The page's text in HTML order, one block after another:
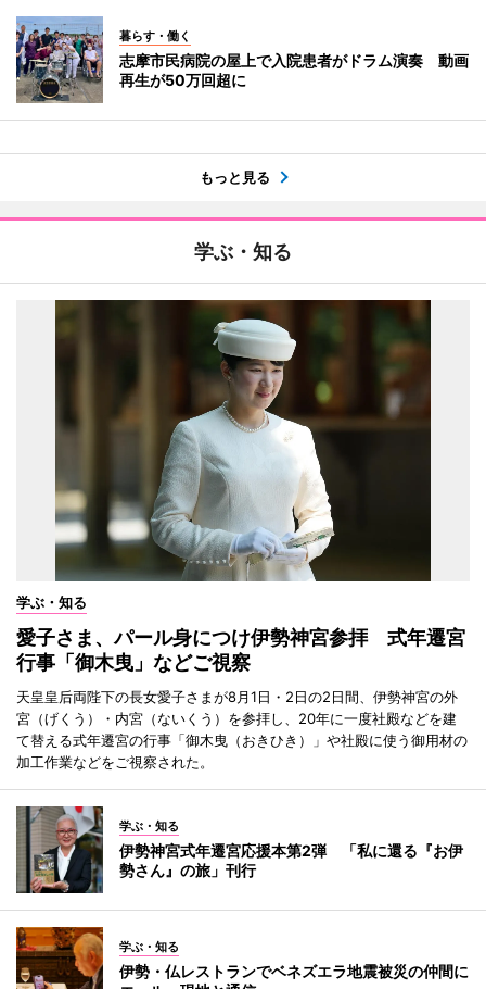
暮らす・働く
志摩市民病院の屋上で入院患者がドラム演奏 動画
再生が50万回超に
もっと見る
学ぶ・知る
学ぶ・知る
愛子さま、パール身につけ伊勢神宮参拝 式年遷宮
行事「御木曳」などご視察
天皇皇后両陛下の長女愛子さまが8月1日・2日の2日間、伊勢神宮の外
宮（げくう）・内宮（ないくう）を参拝し、20年に一度社殿などを建
て替える式年遷宮の行事「御木曳（おきひき）」や社殿に使う御用材の
加工作業などをご視察された。
学ぶ・知る
伊勢神宮式年遷宮応援本第2弾 「私に還る『お伊
勢さん』の旅」刊行
学ぶ・知る
伊勢・仏レストランでベネズエラ地震被災の仲間に